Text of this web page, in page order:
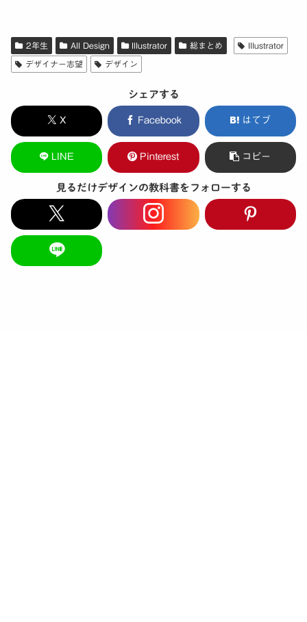
2年生 All Design Illustrator 総まとめ Illustrator
デザイナー志望 デザイン
シェアする
X Facebook はてブ
LINE Pinterest コピー
見るだけデザインの教科書をフォローする